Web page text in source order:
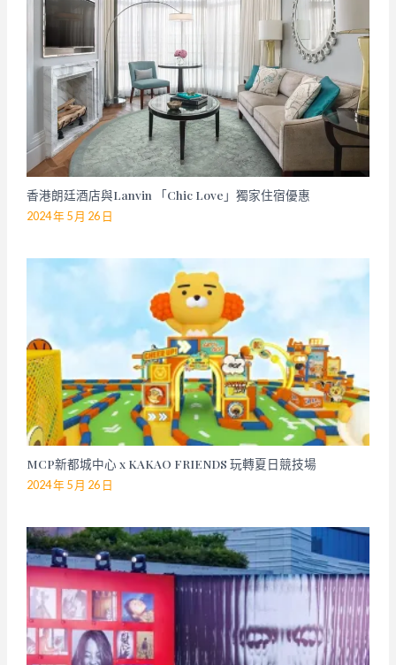
香港朗廷酒店與Lanvin 「Chic Love」獨家住宿優惠
2024 年 5 月 26 日
MCP新都城中心 x KAKAO FRIENDS 玩轉夏日競技場
2024 年 5 月 26 日